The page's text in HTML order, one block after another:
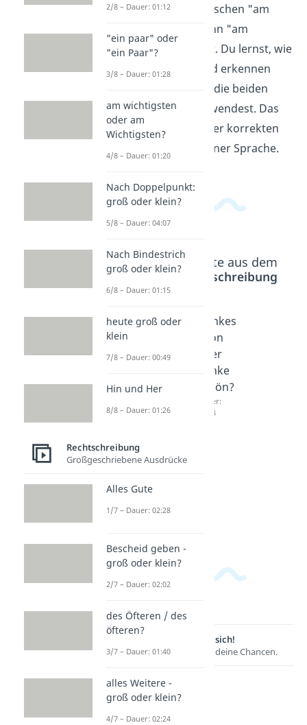
wann man im Deutschen "am
nächsten" und wann "am
Nächsten" schreibt. Du lernst, wie
du den Unterschied erkennen
kannst und wie du die beiden
Begriffe richtig anwendest. Das
Video hilft dir bei der korrekten
Verwendung in deiner Sprache.
Beliebte Inhalte aus dem
BereichRechtschreibung
die
meiste
n oder
Meiste
Bittesc
bittesc
oder
Dankes
chön
oder
danke
schön?
Dauer:
01:54
Lernen lohnt sich!
Entdecke hier deine Chancen.
2/8 – Dauer: 01:12
"ein paar" oder
"ein Paar"?
3/8 – Dauer: 01:28
am wichtigsten
oder am
Wichtigsten?
4/8 – Dauer: 01:20
Nach Doppelpunkt:
groß oder klein?
5/8 – Dauer: 04:07
Nach Bindestrich
groß oder klein?
6/8 – Dauer: 01:15
heute groß oder
klein
7/8 – Dauer: 00:49
Hin und Her
8/8 – Dauer: 01:26
Rechtschreibung
Großgeschriebene Ausdrücke
Alles Gute
1/7 – Dauer: 02:28
Bescheid geben -
groß oder klein?
2/7 – Dauer: 02:02
des Öfteren / des
öfteren?
3/7 – Dauer: 01:40
alles Weitere -
groß oder klein?
4/7 – Dauer: 02:24